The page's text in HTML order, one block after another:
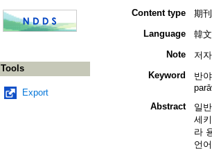
Tools
Export
Content type
期
Language
韓
Note
저
Keyword
반
Abstract
일
세
라
언